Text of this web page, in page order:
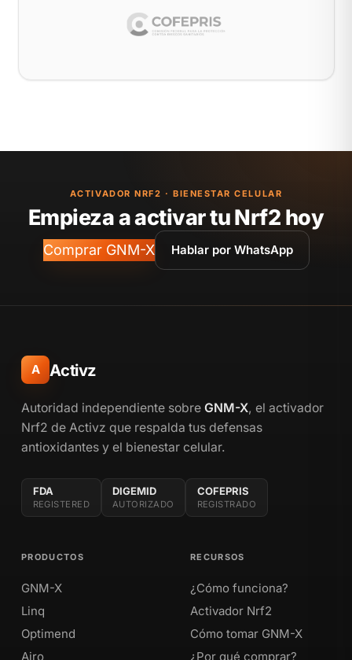
ACTIVADOR NRF2 · BIENESTAR CELULAR
Empieza a activar tu Nrf2 hoy
Comprar GNM-X Hablar por WhatsApp
A Activz
Autoridad independiente sobre GNM-X, el activador
Nrf2 de Activz que respalda tus defensas
antioxidantes y el bienestar celular.
FDA
REGISTERED
DIGEMID
AUTORIZADO
COFEPRIS
REGISTRADO
PRODUCTOS
GNM-X
Linq
Optimend
Airo
RECURSOS
¿Cómo funciona?
Activador Nrf2
Cómo tomar GNM-X
¿Por qué comprar?